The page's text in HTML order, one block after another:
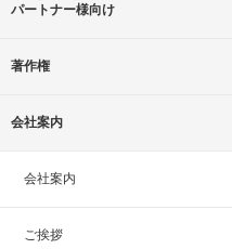
パートナー様向け
著作権
会社案内
会社案内
ご挨拶